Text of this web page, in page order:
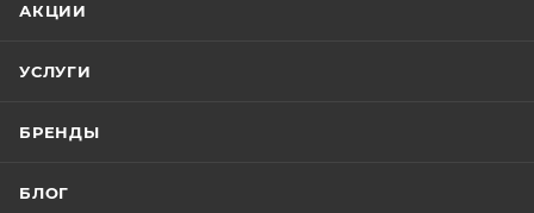
АКЦИИ
УСЛУГИ
БРЕНДЫ
БЛОГ